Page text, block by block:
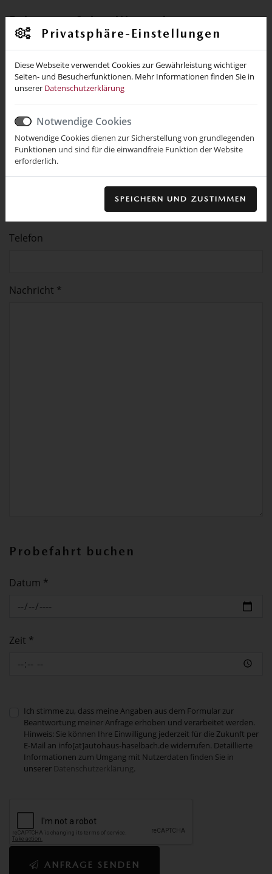
Privatsphäre-Einstellungen
Diese Webseite verwendet Cookies zur Gewährleistung wichtiger
Seiten- und Besucherfunktionen. Mehr Informationen finden Sie in
unserer Datenschutzerklärung
Notwendige Cookies
Notwendige Cookies dienen zur Sicherstellung von grundlegenden
Funktionen und sind für die einwandfreie Funktion der Website
erforderlich.
SPEICHERN UND ZUSTIMMEN
Fahrzeug-Schnellkontakt
Name *
Ort
Telefon
Nachricht *
Probefahrt buchen
Datum *
Zeit *
Ich stimme zu, dass meine Angaben aus dem Formular zur
Beantwortung meiner Anfrage erhoben und verarbeitet werden.
Hinweis: Sie können Ihre Einwilligung jederzeit für die Zukunft per
E-Mail an info[at]autohaus-haselbach.de widerrufen. Detaillierte
Informationen zum Umgang mit Nutzerdaten finden Sie in
unserer Datenschutzerklärung.
ANFRAGE SENDEN